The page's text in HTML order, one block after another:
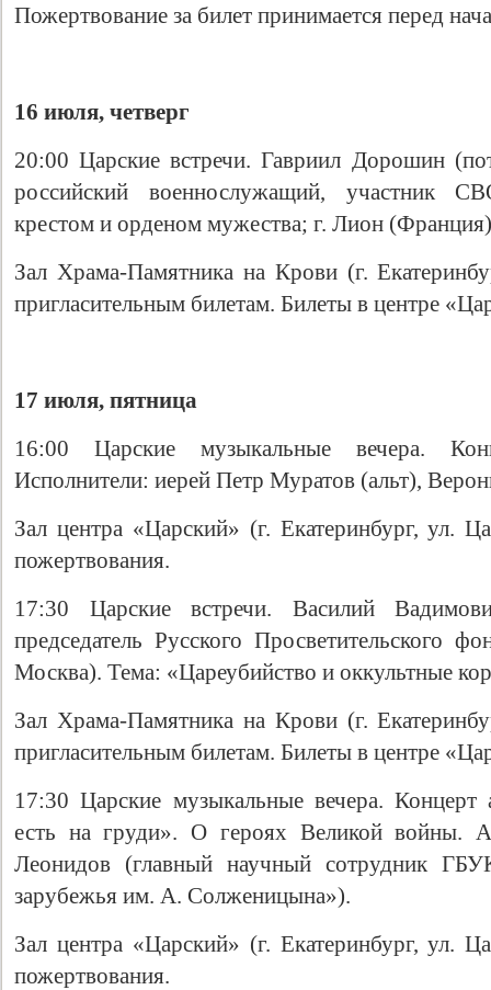
Пожертвование за билет принимается перед
16 июля, четверг
20:00 Царские встречи. Гавриил Дорошин
российский военнослужащий, участник
крестом и орденом мужества; г. Лион
Зал Храма-Памятника на Крови (г.
пригласительным билетам. Билеты в центре
17 июля, пятница
16:00 Царские музыкальные вечера.
Исполнители: иерей Петр Муратов (альт),
Зал центра «Царский» (г. Екатеринбург, ул.
пожертвования.
17:30 Царские встречи. Василий
председатель Русского Просветительского
Москва). Тема: «Цареубийство и оккультные
Зал Храма-Памятника на Крови (г.
пригласительным билетам. Билеты в центре
17:30 Царские музыкальные вечера. Концерт
есть на груди». О героях Великой войны.
Леонидов (главный научный сотрудник
зарубежья им. А. Солженицына»).
Зал центра «Царский» (г. Екатеринбург, ул.
пожертвования.